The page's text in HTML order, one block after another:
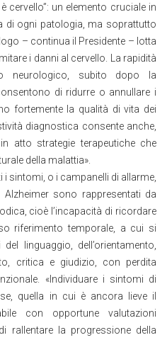
cervello”: un elemento cruciale in
di ogni patologia, ma soprattutto
– continua il Presidente – lotta
i danni al cervello. La rapidità
neurologico, subito dopo la
di ridurre o annullare i
fortemente la qualità di vita dei
diagnostica consente anche,
atto strategie terapeutiche che
della malattia».
sintomi, o i campanelli di allarme,
sono rappresentati da
cioè l’incapacità di ricordare
riferimento temporale, a cui si
linguaggio, dell’orientamento,
critica e giudizio, con perdita
«Individuare i sintomi di
quella in cui è ancora lieve il
con opportune valutazioni
rallentare la progressione della